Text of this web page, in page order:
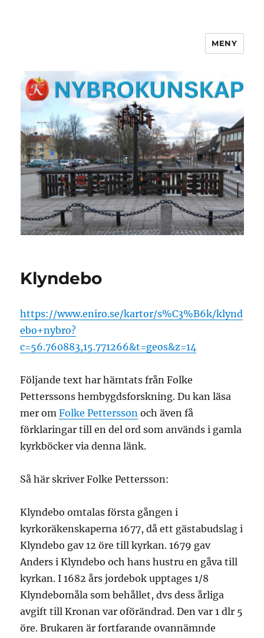
MENY
Klyndebo
https://www.eniro.se/kartor/s%C3%B6k/klynd
ebo+nybro?
c=56.760883,15.771266&t=geos&z=14
Följande text har hämtats från Folke
Petterssons hembygdsforskning. Du kan läsa
mer omFolke Pettersson och även få
förklaringar till en del ord som används i gamla
kyrkböcker via denna länk.
Så här skriver Folke Pettersson:
Klyndebo omtalas första gången i
kyrkoräkenskaperna 1677, då ett gästabudslag i
Klyndebo gav 12 öre till kyrkan. 1679 gav
Anders i Klyndebo och hans hustru en gåva till
kyrkan. I 1682 års jordebok upptages 1/8
Klyndebomåla som behållet, dvs dess årliga
avgift till Kronan var oförändrad. Den var 1 dlr 5
öre. Brukaren är fortfarande ovannämnde